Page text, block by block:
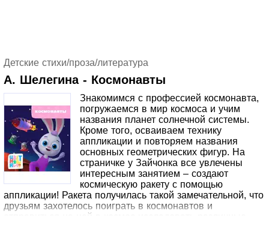
Детские стихи/проза/литература
А. Шелегина - Космонавты
Знакомимся с профессией космонавта,
погружаемся в мир космоса и учим
названия планет солнечной системы.
Кроме того, осваиваем технику
аппликации и повторяем названия
основных геометрических фигур. На
страничке у Зайчонка все увлечены
интересным занятием – создают
космическую ракету с помощью
аппликации! Ракета получилась такой замечательной, что
друзьям захотелось поиграть в космонавтов и
отправиться на ней в космос исследовать различные